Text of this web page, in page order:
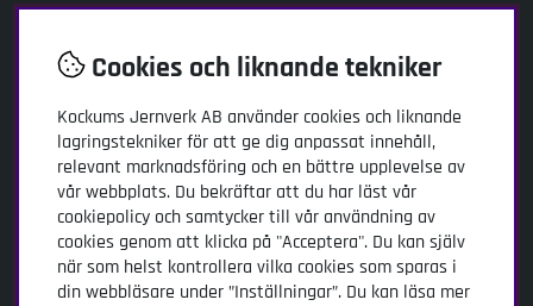
Socialt
Facebook
Youtube
TikTok
Kundtjänst
Kockums Jernverk AB
Cookies och liknande tekniker
Kockums Jernverk AB använder cookies och liknande
lagringstekniker för att ge dig anpassat innehåll,
relevant marknadsföring och en bättre upplevelse av
vår webbplats. Du bekräftar att du har läst vår
cookiepolicy och samtycker till vår användning av
cookies genom att klicka på "Acceptera". Du kan själv
när som helst kontrollera vilka cookies som sparas i
din webbläsare under ”Inställningar”. Du kan läsa mer